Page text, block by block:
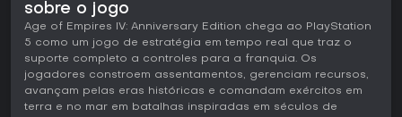
sobre o jogo
Age of Empires IV: Anniversary Edition chega ao PlayStation
5 como um jogo de estratégia em tempo real que traz o
suporte completo a controles para a franquia. Os
jogadores constroem assentamentos, gerenciam recursos,
avançam pelas eras históricas e comandam exércitos em
terra e no mar em batalhas inspiradas em séculos de